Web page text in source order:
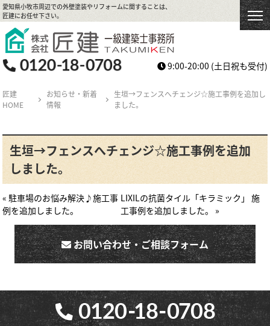
愛知県小牧市周辺での外壁塗装やリフォームに関することは、
匠建にお任せ下さい。
9:00-20:00 (土日祝も受付)
匠建
HOME
お知らせ・新着
情報
生垣→フェンスへチェンジ☆施工事例を追加し
ました。
生垣→フェンスへチェンジ☆施工事例を追加
しました。
« 駐車場のお悩み解決♪施工事
例を追加しました。
LIXILの抗菌タイル「キラミック」 施
工事例を追加しました。 »
お問い合わせ・ご相談フォーム